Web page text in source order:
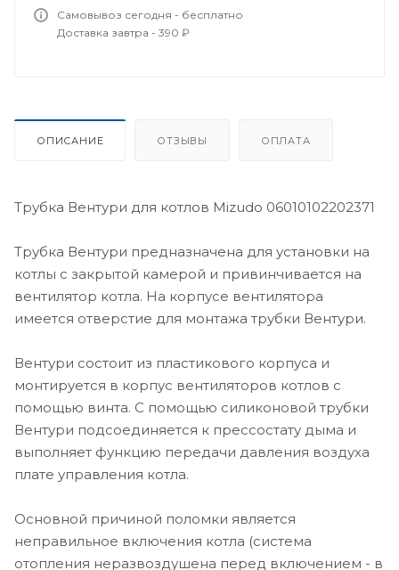
Самовывоз сегодня - бесплатно
Доставка завтра - 390 ₽
ОПИСАНИЕ ОТЗЫВЫ ОПЛАТА
Трубка Вентури для котлов Mizudo 06010102202371
Трубка Вентури предназначена для установки на
котлы с закрытой камерой и привинчивается на
вентилятор котла. На корпусе вентилятора
имеется отверстие для монтажа трубки Вентури.
Вентури состоит из пластикового корпуса и
монтируется в корпус вентиляторов котлов с
помощью винта. С помощью силиконовой трубки
Вентури подсоединяется к прессостату дыма и
выполняет функцию передачи давления воздуха
плате управления котла.
Основной причиной поломки является
неправильное включения котла (система
отопления неразвоздушена перед включением - в